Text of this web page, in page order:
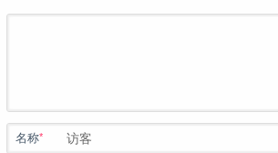
名称*